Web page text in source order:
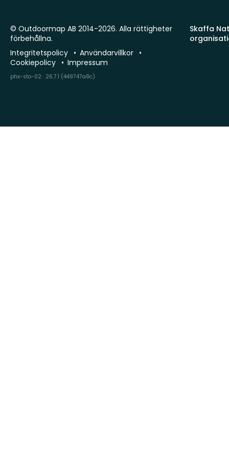
Skaffa
© Outdoormap AB 2014-2026. Alla rättigheter
förbehållna.
Integritetspolicy
Användarvillkor
Cookiepolicy
Impressum
phx-sto-02 · 26.7.1 (449747a8c)